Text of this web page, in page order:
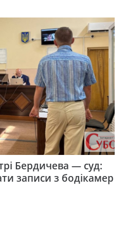
Бердичева — суд:
записи з бодікамер